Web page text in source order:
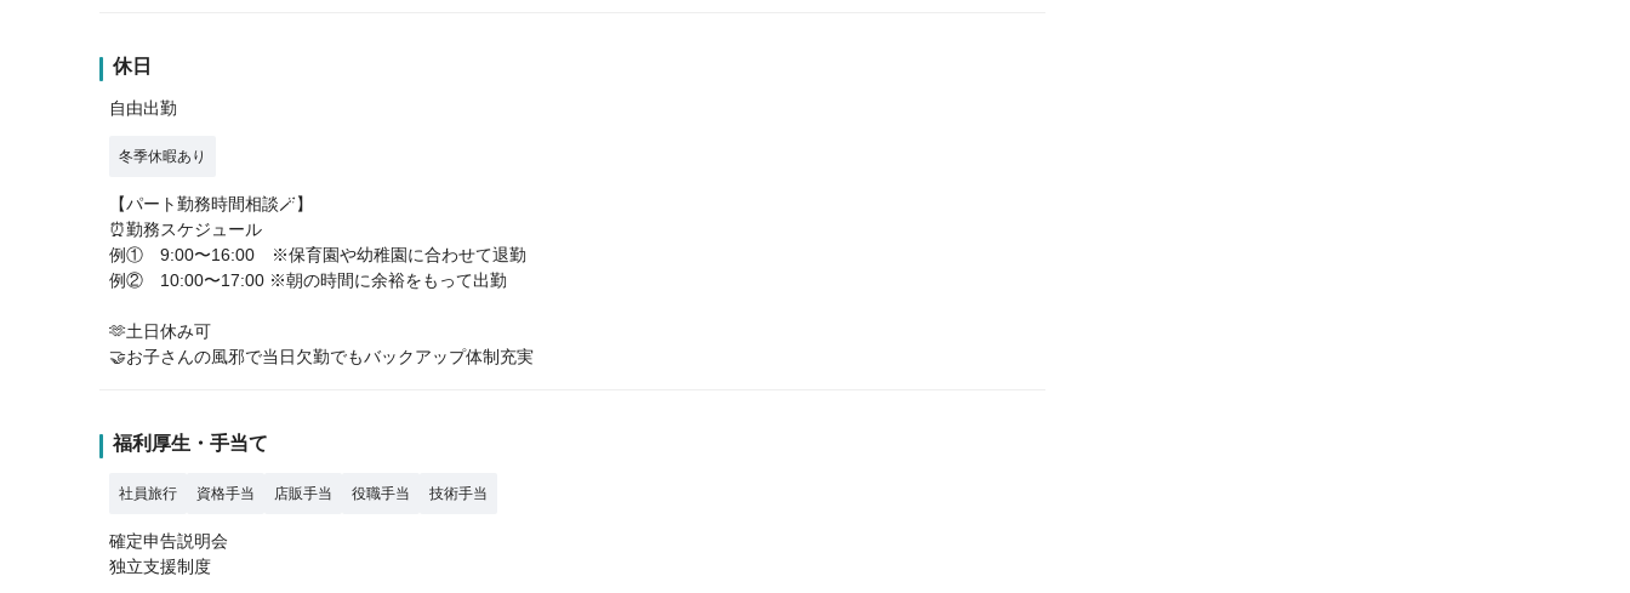
休日
自由出勤
冬季休暇あり
【パート勤務時間相談🪄】
⏰勤務スケジュール
例① 9:00〜16:00 ※保育園や幼稚園に合わせて退勤
例② 10:00〜17:00 ※朝の時間に余裕をもって出勤
🫶土日休み可
🤝お子さんの風邪で当日欠勤でもバックアップ体制充実
福利厚生・手当て
社員旅行 資格手当 店販手当 役職手当 技術手当
確定申告説明会
独立支援制度